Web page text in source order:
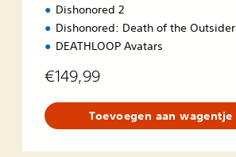
Dishonored 2
Dishonored: Death of the Outsider
DEATHLOOP Avatars
€149,99
Toevoegen aan wagentje